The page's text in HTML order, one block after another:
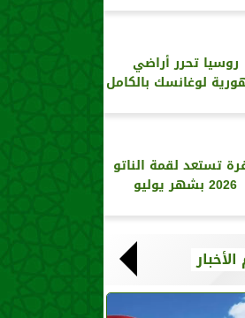
روسيا تحرر أراضي
لوغانسك بالكامل
تستعد لقمة الناتو
2026 بشهر يوليو